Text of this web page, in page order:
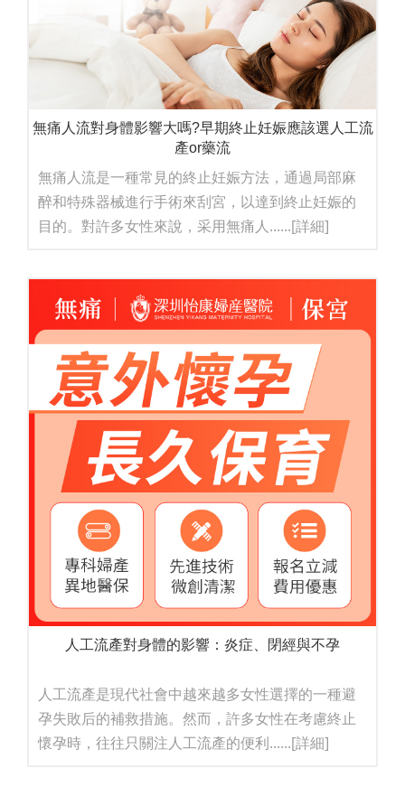
無痛人流對身體影響大嗎?早期終止妊娠應該選人工流
產or藥流
無痛人流是一種常見的終止妊娠方法，通過局部麻
醉和特殊器械進行手術來刮宮，以達到終止妊娠的
目的。對許多女性來說，采用無痛人......[詳細]
人工流產對身體的影響：炎症、閉經與不孕
人工流產是現代社會中越來越多女性選擇的一種避
孕失敗后的補救措施。然而，許多女性在考慮終止
懷孕時，往往只關注人工流產的便利......[詳細]